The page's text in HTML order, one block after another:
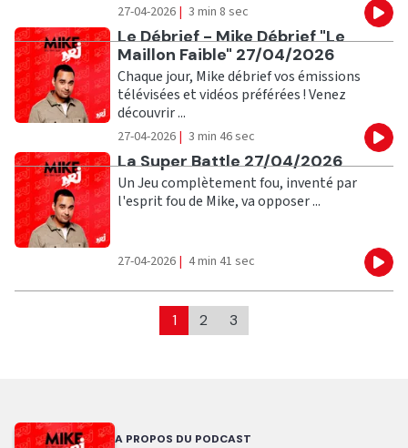
27-04-2026 | 3 min 8 sec
Ecouter
Le Débrief - Mike Débrief "Le
Maillon Faible" 27/04/2026
Chaque jour, Mike débrief vos émissions
télévisées et vidéos préférées ! Venez
découvrir ...
27-04-2026 | 3 min 46 sec
Ecouter
La Super Battle 27/04/2026
Un Jeu complètement fou, inventé par
l'esprit fou de Mike, va opposer ...
27-04-2026 | 4 min 41 sec
1 2 3
A PROPOS DU PODCAST